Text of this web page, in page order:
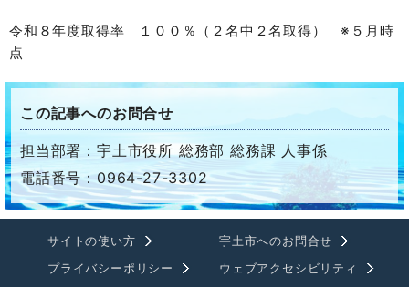
令和８年度取得率 １００％（２名中２名取得） ※５月時
点
この記事へのお問合せ
担当部署：宇土市役所 総務部 総務課 人事係
電話番号：0964-27-3302
サイトの使い方
宇土市へのお問合せ
プライバシーポリシー
ウェブアクセシビリティ